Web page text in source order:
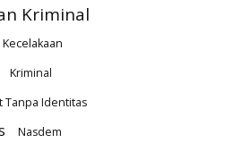
Kriminal
Kecelakaan
Kriminal
Tanpa Identitas
Nasdem